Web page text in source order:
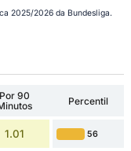
2025/2026 da Bundesliga.
Por 90
Percentil
1.01 56